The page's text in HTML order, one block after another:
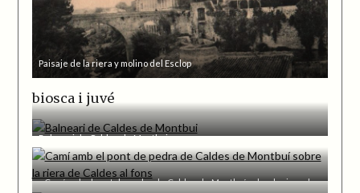
Paisaje de la riera y molino del Esclop
biosca i juvé
Balneari de Caldes de Montbui
Camí amb el pont de pedra de Caldes de Montbuí sobre la riera de